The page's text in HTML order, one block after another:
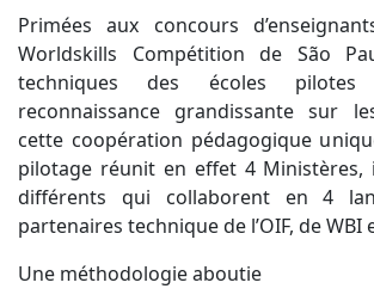
Primées aux concours
Worldskills Compétition de São
techniques des écoles
reconnaissance grandissante sur
cette coopération pédagogique
pilotage réunit en effet 4 Ministères,
différents qui collaborent en 4
partenaires technique de l’OIF, de WBI
Une méthodologie aboutie